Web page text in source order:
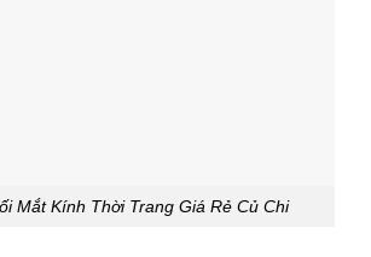
Mắt Kính Thời Trang Giá Rẻ Củ Chi